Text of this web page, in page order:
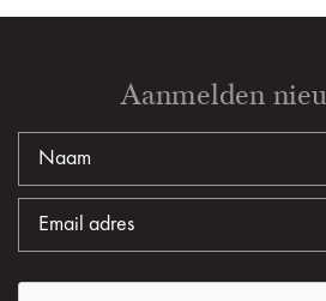
Aanmelden